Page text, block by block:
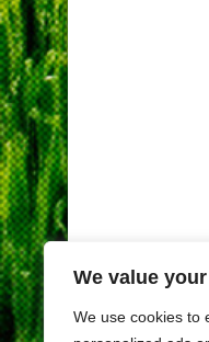
We value
We use cookies to